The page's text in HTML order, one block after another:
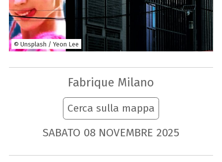
© Unsplash / Yeon Lee
Fabrique Milano
Cerca sulla mappa
SABATO 08 NOVEMBRE 2025